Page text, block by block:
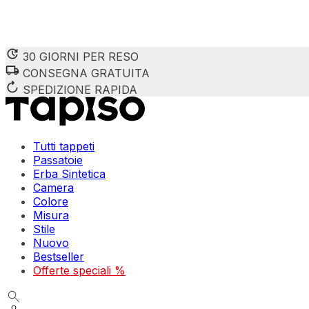
30 GIORNI PER RESO
CONSEGNA GRATUITA
SPEDIZIONE RAPIDA
Tutti tappeti
Passatoie
Erba Sintetica
Camera
Colore
Misura
Stile
Nuovo
Bestseller
Offerte speciali %